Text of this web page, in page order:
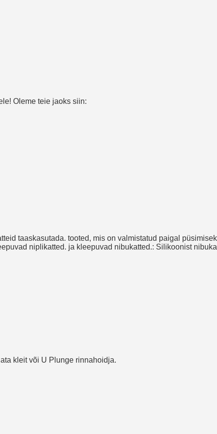
Oleme teie jaoks siin:
taaskasutada. tooted, mis on valmistatud paigal
niplikatted. ja kleepuvad nibukatted.: Silikoonist
kleit või U Plunge rinnahoidja.